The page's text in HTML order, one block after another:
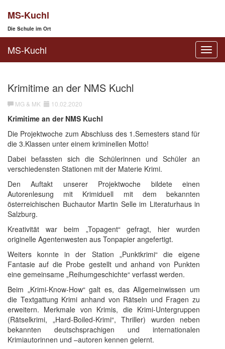
MS-Kuchl
Die Schule im Ort
MS-Kuchl
Krimitime an der NMS Kuchl
MG & MK 10.02.2020
Krimitime an der NMS Kuchl
Die Projektwoche zum Abschluss des 1.Semesters stand für
die 3.Klassen unter einem kriminellen Motto!
Dabei befassten sich die Schülerinnen und Schüler an
verschiedensten Stationen mit der Materie Krimi.
Den Auftakt unserer Projektwoche bildete einen
Autorenlesung mit Krimiduell mit dem bekannten
österreichischen Buchautor Martin Selle im Literaturhaus in
Salzburg.
Kreativität war beim „Topagent“ gefragt, hier wurden
originelle Agentenwesten aus Tonpapier angefertigt.
Weiters konnte in der Station „Punktkrimi“ die eigene
Fantasie auf die Probe gestellt und anhand von Punkten
eine gemeinsame „Reihumgeschichte“ verfasst werden.
Beim „Krimi-Know-How“ galt es, das Allgemeinwissen um
die Textgattung Krimi anhand von Rätseln und Fragen zu
erweitern. Merkmale von Krimis, die Krimi-Untergruppen
(Rätselkrimi, „Hard-Boiled-Krimi“, Thriller) wurden neben
bekannten deutschsprachigen und internationalen
Krimiautorinnen und –autoren kennen gelernt.